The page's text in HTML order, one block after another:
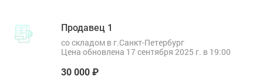
Продавец 1
со складом в г.Санкт-Петербург
Цена обновлена 17 сентября 2025 г. в 19:00
30 000 ₽